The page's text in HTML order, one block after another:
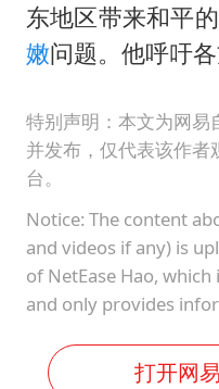
东地区带来和平
嫩问题。他呼吁各
特别声明：本文为网易
并发布，仅代表该作
台。
Notice: The content
and videos if any) is
of NetEase Hao,
and only provides
打开网